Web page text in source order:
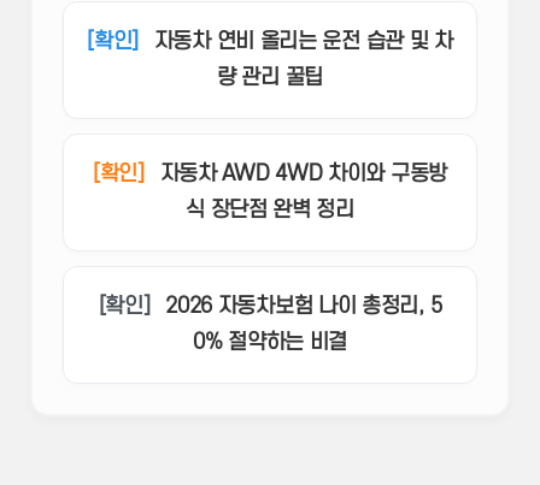
[확인]
자동차 연비 올리는 운전 습관 및 차
량 관리 꿀팁
[확인]
자동차 AWD 4WD 차이와 구동방
식 장단점 완벽 정리
[확인]
2026 자동차보험 나이 총정리, 5
0% 절약하는 비결